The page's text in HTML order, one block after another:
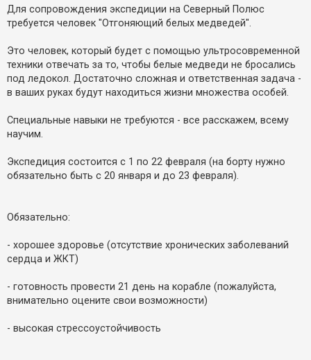
з
в
і
п
в
і
е
т
и
т
е
и
о
ш
о
м
л
н
Для сопровождения экспедиции на Северный Полюс
требуется человек "Отгоняющий белых медведей".
Это человек, который будет с помощью ультросовременной
техники отвечать за то, чтобы белые медведи не бросались
под ледокол. Достаточно сложная и ответственная задача -
в ваших руках будут находиться жизни множества особей.
Специальные навыки не требуются - все расскажем, всему
научим.
Экспедиция состоится с 1 по 22 февраля (на борту нужно
обязательно быть с 20 января и до 23 февраля).
Обязательно:
- хорошее здоровье (отсутствие хронических заболеваний
сердца и ЖКТ)
- готовность провести 21 день на корабле (пожалуйста,
внимательно оцените свои возможности)
- высокая стрессоустойчивость